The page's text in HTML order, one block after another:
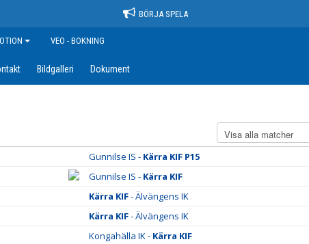
BÖRJA SPELA
VEO - BOKNING
Bildgalleri Dokument
Gunnilse IS - Kärra KIF P15
Gunnilse IS - Kärra KIF
Kärra KIF- Älvängens IK
Kärra KIF- Älvängens IK
Kongahälla IK - Kärra KIF